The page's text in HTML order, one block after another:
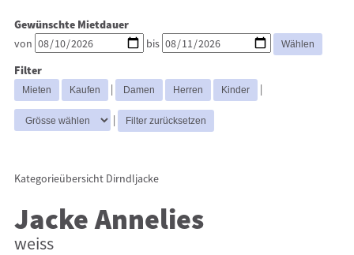
Dirndl
Lederhosen Zubehör
Lederhosen
Kostüme
Dirndljacke
Dirndlblusen
Trachtenmieder & Blusen
Gewünschte Mietdauer
von bis
Filter
| |
|
Kategorieübersicht Dirndljacke
Jacke Annelies
weiss